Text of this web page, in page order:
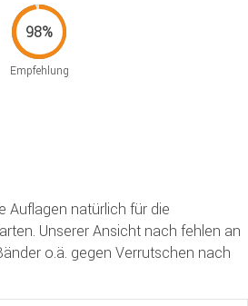
Empfehlung
Auflagen natürlich für die
Unserer Ansicht nach fehlen an
o.ä. gegen Verrutschen nach